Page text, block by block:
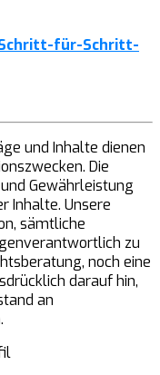
Schritt-für-Schritt-
und Inhalte dienen
Die
Gewährleistung
Inhalte. Unsere
sämtliche
zu
noch eine
darauf hin,
an